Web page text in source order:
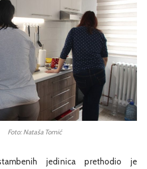
Foto: Nataša Tomić
jedinica prethodio je